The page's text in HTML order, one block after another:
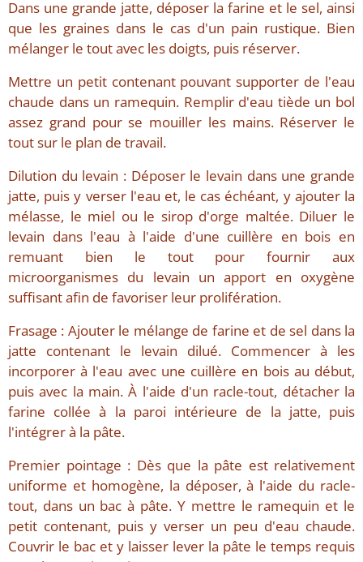
Dans une grande jatte, déposer la farine et le sel, ainsi
que les graines dans le cas d'un pain rustique. Bien
mélanger le tout avec les doigts, puis réserver.
Mettre un petit contenant pouvant supporter de l'eau
chaude dans un ramequin. Remplir d'eau tiède un bol
assez grand pour se mouiller les mains. Réserver le
tout sur le plan de travail.
Dilution du levain : Déposer le levain dans une grande
jatte, puis y verser l'eau et, le cas échéant, y ajouter la
mélasse, le miel ou le sirop d'orge maltée. Diluer le
levain dans l'eau à l'aide d'une cuillère en bois en
remuant bien le tout pour fournir aux
microorganismes du levain un apport en oxygène
suffisant afin de favoriser leur prolifération.
Frasage : Ajouter le mélange de farine et de sel dans la
jatte contenant le levain dilué. Commencer à les
incorporer à l'eau avec une cuillère en bois au début,
puis avec la main. À l'aide d'un racle-tout, détacher la
farine collée à la paroi intérieure de la jatte, puis
l'intégrer à la pâte.
Premier pointage : Dès que la pâte est relativement
uniforme et homogène, la déposer, à l'aide du racle-
tout, dans un bac à pâte. Y mettre le ramequin et le
petit contenant, puis y verser un peu d'eau chaude.
Couvrir le bac et y laisser lever la pâte le temps requis